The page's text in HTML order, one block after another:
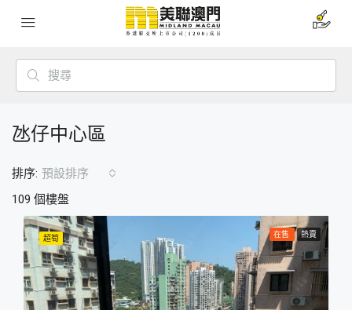
氹仔中心區
109 個樓盤
排序: 預設排序
超筍 在售 熱賣